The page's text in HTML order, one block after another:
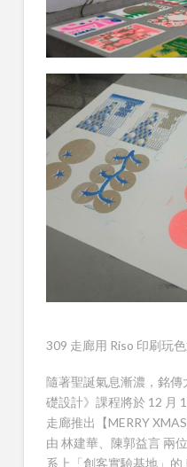
309 走廊用 Riso 印刷玩
隨著聖誕氣息漸濃，銘
礎設計》課程將於 12 月
走廊推出【MERRY
由 林建華、陳郭益言 兩
系上「創客實驗基地」的